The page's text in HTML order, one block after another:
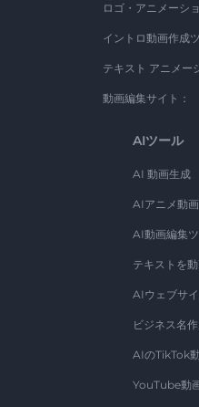
ロゴ・アニメーシ
イントロ動画作成
テキスト アニメー
動画編集サイト：
AIツール
AI 動画生成
AIアニメ動
AI動画編集
テキストを
AIウェブサイ
ビジネス名
AIのTikTok
YouTube動